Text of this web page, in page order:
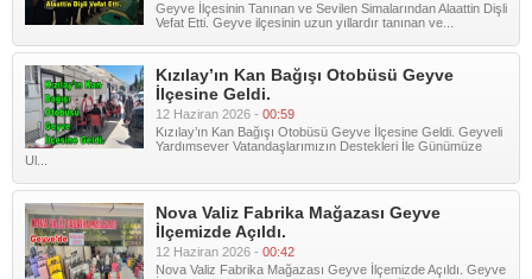
Geyve İlçesinin Tanınan ve Sevilen Simalarından Alaattin Dişli
Vefat Etti. Geyve ilçesinin uzun yıllardır tanınan ve...
Kızılay’ın Kan Bağışı Otobüsü Geyve
İlçesine Geldi.
12 Haziran 2026 - 00:59
Kızılay’ın Kan Bağışı Otobüsü Geyve İlçesine Geldi. Geyveli
Yardımsever Vatandaşlarımızın Destekleri İle Günümüze
Ul...
Nova Valiz Fabrika Mağazası Geyve
İlçemizde Açıldı.
12 Haziran 2026 - 00:42
Nova Valiz Fabrika Mağazası Geyve İlçemizde Açıldı. Geyve